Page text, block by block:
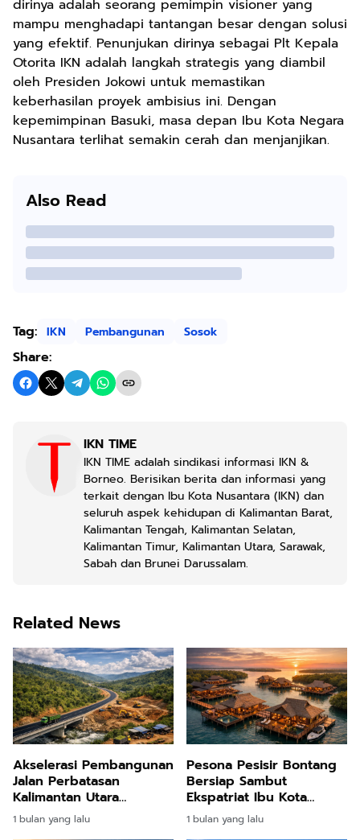
dirinya adalah seorang pemimpin visioner yang
mampu menghadapi tantangan besar dengan solusi
yang efektif. Penunjukan dirinya sebagai Plt Kepala
Otorita IKN adalah langkah strategis yang diambil
oleh Presiden Jokowi untuk memastikan
keberhasilan proyek ambisius ini. Dengan
kepemimpinan Basuki, masa depan Ibu Kota Negara
Nusantara terlihat semakin cerah dan menjanjikan.
Also Read
Tag: IKN Pembangunan Sosok
Share:
IKN TIME
IKN TIME adalah sindikasi informasi IKN &
Borneo. Berisikan berita dan informasi yang
terkait dengan Ibu Kota Nusantara (IKN) dan
seluruh aspek kehidupan di Kalimantan Barat,
Kalimantan Tengah, Kalimantan Selatan,
Kalimantan Timur, Kalimantan Utara, Sarawak,
Sabah dan Brunei Darussalam.
Related News
Akselerasi Pembangunan
Jalan Perbatasan
Kalimantan Utara
Wujudkan Pemerataan
Ekonomi Beranda Negara
1 bulan yang lalu
Pesona Pesisir Bontang
Bersiap Sambut
Ekspatriat Ibu Kota
Nusantara Lewat Resor
Terapung Premium
1 bulan yang lalu